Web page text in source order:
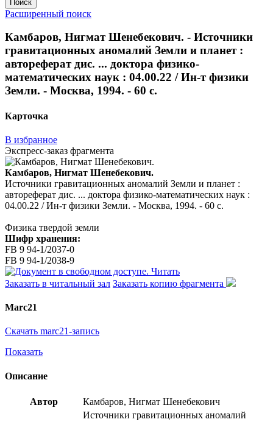
Поиск
Расширенный поиск
Камбаров, Нигмат Шенебекович. - Источники
гравитационных аномалий Земли и планет :
автореферат дис. ... доктора физико-
математических наук : 04.00.22 / Ин-т физики
Земли. - Москва, 1994. - 60 с.
Карточка
В избранное
Экспресс-заказ фрагмента
Камбаров, Нигмат Шенебекович.
Источники гравитационных аномалий Земли и планет :
автореферат дис. ... доктора физико-математических наук :
04.00.22 / Ин-т физики Земли. - Москва, 1994. - 60 с.
Физика твердой земли
Шифр хранения:
FB 9 94-1/2037-0
FB 9 94-1/2038-9
Читать
Заказать в читальный зал Заказать копию фрагмента
Marc21
Скачать marc21-запись
Показать
Описание
Автор Камбаров, Нигмат Шенебекович
Источники гравитационных аномалий